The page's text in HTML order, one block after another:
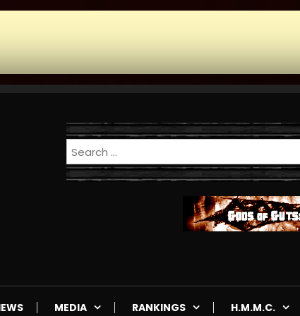
MEDIA RANKINGS H.M.M.C.